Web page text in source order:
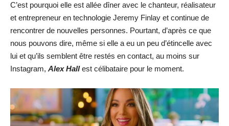
C’est pourquoi elle est allée dîner avec le chanteur, réalisateur
et entrepreneur en technologie Jeremy Finlay et continue de
rencontrer de nouvelles personnes. Pourtant, d’après ce que
nous pouvons dire, même si elle a eu un peu d’étincelle avec
lui et qu’ils semblent être restés en contact, au moins sur
Instagram, Alex Hallest célibataire pour le moment.